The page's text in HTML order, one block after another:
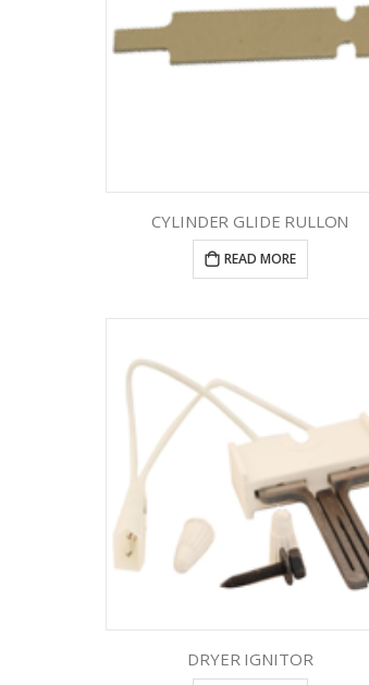
CYLINDER GLIDE RULLON
READ MORE
DRYER IGNITOR